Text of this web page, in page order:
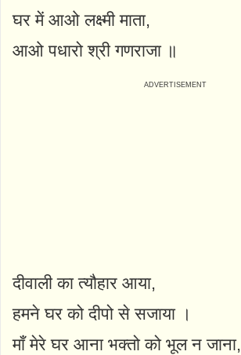
घर में आओ लक्ष्मी माता,
आओ पधारो श्री गणराजा ॥
दीवाली का त्यौहार आया,
हमने घर को दीपो से सजाया ।
माँ मेरे घर आना भक्तो को भूल न जाना,